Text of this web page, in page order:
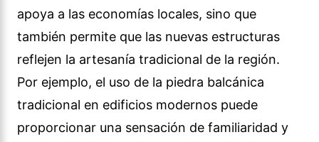
apoya a las economías locales, sino que
también permite que las nuevas estructuras
reflejen la artesanía tradicional de la región.
Por ejemplo, el uso de la piedra balcánica
tradicional en edificios modernos puede
proporcionar una sensación de familiaridad y